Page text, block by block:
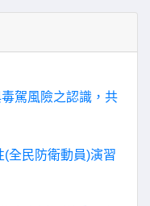
駕風險之認識，共
全民防衛動員)演習